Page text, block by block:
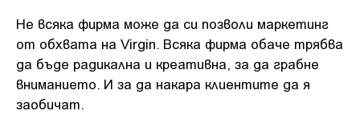
Не всяка фирма може да си позволи маркетинг
от обхвата на Virgin. Всяка фирма обаче трябва
да бъде радикална и креативна, за да грабне
вниманието. И за да накара клиентите да я
заобичат.